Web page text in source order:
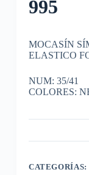
995
MOCASÍN
ELASTICO
NUM: 35/41
COLORES:
CATEGORÍAS: